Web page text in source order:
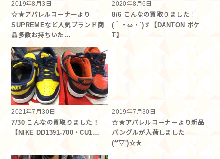
2019年8月3日
☆★アパレルコーナーより
SUPREMEなど人気ブランド商
品多数お持ちいた…
2020年8月6日
8/6 こんなの買取りました！
(｀・ω・´)ゞ【DANTON ポケ
T】
2021年7月30日
7/30 こんなの買取りました！
【NIKE DD1391-700・CU1…
2019年7月30日
☆★アパレルコーナーより新品
バングルが入荷しました
(*'▽')☆★